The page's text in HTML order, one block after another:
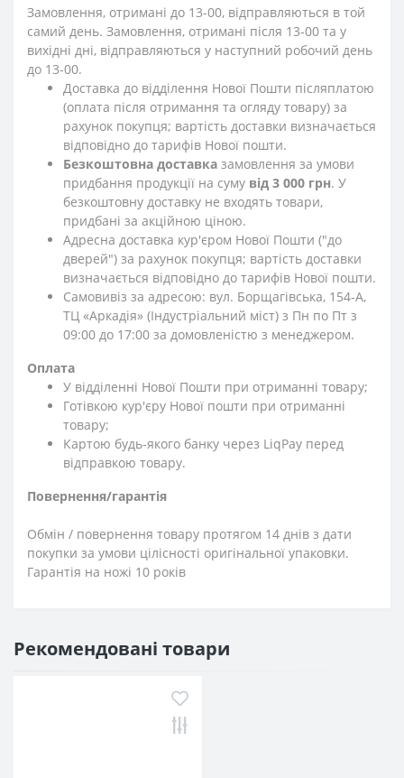
Замовлення, отримані до 13-00, відправляються в той
самий день. Замовлення, отримані після 13-00 та у
вихідні дні, відправляються у наступний робочий день
до 13-00.
Доставка до відділення Нової Пошти післяплатою
(оплата після отримання та огляду товару) за
рахунок покупця; вартість доставки визначається
відповідно до тарифів Нової пошти.
Безкоштовна доставка замовлення за умови
придбання продукції на суму від 3 000 грн. У
безкоштовну доставку не входять товари,
придбані за акційною ціною.
Адресна доставка кур'єром Нової Пошти ("до
дверей") за рахунок покупця; вартість доставки
визначається відповідно до тарифів Нової пошти.
Самовивіз за адресою: вул. Борщагівська, 154-А,
ТЦ «Аркадія» (Індустріальний міст) з Пн по Пт з
09:00 до 17:00 за домовленістю з менеджером.
Оплата
У відділенні Нової Пошти при отриманні товару;
Готівкою кур'єру Нової пошти при отриманні
товару;
Картою будь-якого банку через LiqPay перед
відправкою товару.
Повернення/гарантія
Обмін / повернення товару протягом 14 днів з дати
покупки за умови цілісності оригінальної упаковки.
Гарантія на ножі 10 років
Рекомендовані товари